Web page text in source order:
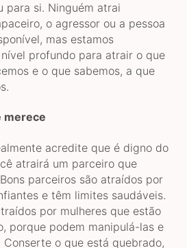
para si. Ninguém atrai
o agressor ou a pessoa
mas estamos
profundo para atrair o que
e o que sabemos, a que
merece
acredite que é digno do
atrairá um parceiro que
parceiros são atraídos por
e têm limites saudáveis.
por mulheres que estão
porque podem manipulá-las e
o que está quebrado,